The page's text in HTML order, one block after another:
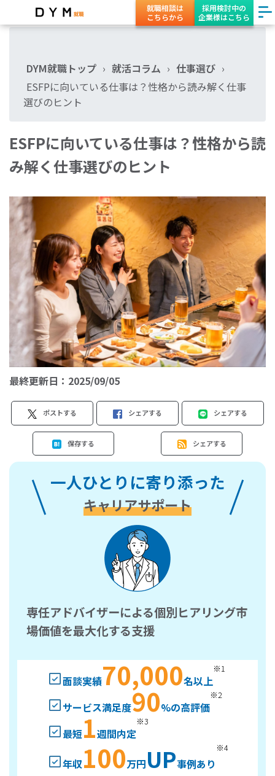
就職相談は
こちらから
採用検討中の
企業様はこちら
DYM就職トップ › 就活コラム › 仕事選び ›
ESFPに向いている仕事は？性格から読み解く仕事
選びのヒント
ESFPに向いている仕事は？性格から読
み解く仕事選びのヒント
最終更新日： 2025/09/05
ポストする シェアする シェアする
保存する シェアする
一人ひとりに寄り添った
キャリアサポート
専任アドバイザーによる個別ヒアリング市
場価値を最大化する支援
面談実績70,000名以上
※1
サービス満足度90%の高評価
※2
最短1週間内定
※3
年収100万円UP事例あり
※4